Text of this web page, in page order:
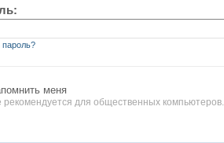
меня
рекомендуется для общественных компьютеров.